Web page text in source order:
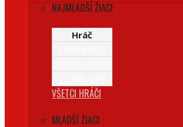
NAJMLADŠÍ ŽIACI
Hráč
VŠETCI HRÁČI
MLADŠÍ ŽIACI